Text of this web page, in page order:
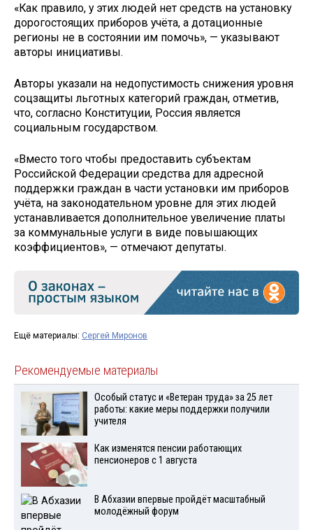
«Как правило, у этих людей нет средств на установку
дорогостоящих приборов учёта, а дотационные
регионы не в состоянии им помочь», — указывают
авторы инициативы.
Авторы указали на недопустимость снижения уровня
соцзащиты льготных категорий граждан, отметив,
что, согласно Конституции, Россия является
социальным государством.
«Вместо того чтобы предоставить субъектам
Российской Федерации средства для адресной
поддержки граждан в части установки им приборов
учёта, на законодательном уровне для этих людей
устанавливается дополнительное увеличение платы
за коммунальные услуги в виде повышающих
коэффициентов», — отмечают депутаты.
Ещё материалы: Сергей Миронов
Рекомендуемые материалы
Особый статус и «Ветеран труда» за 25 лет
работы: какие меры поддержки получили
учителя
Как изменятся пенсии работающих
пенсионеров с 1 августа
В Абхазии впервые пройдёт масштабный
молодёжный форум